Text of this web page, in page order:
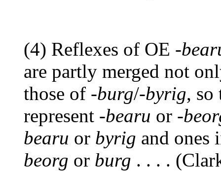
(4) Reflexes of OE -
are partly merged not
those of -burg/-byrig, so
represent -bearu or -
bearu or byrig and ones
beorg or burg . . . .